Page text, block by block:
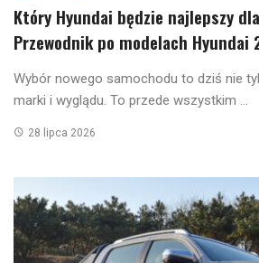
Który Hyundai będzie najlepszy
Przewodnik po modelach Hyundai
Wybór nowego samochodu to dziś nie
marki i wyglądu. To przede wszystkim ...
28 lipca 2026